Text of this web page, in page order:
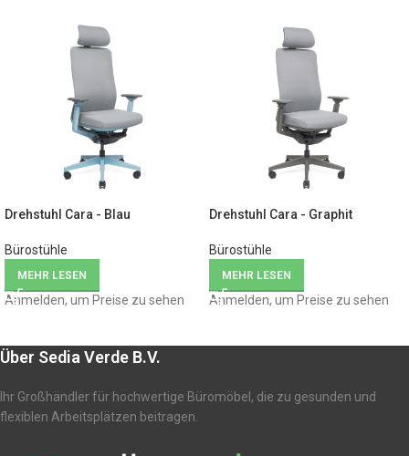
Drehstuhl Cara - Blau
Bürostühle
MEHR LESEN
Anmelden, um Preise zu sehen
Drehstuhl Cara - Graphit
Bürostühle
MEHR LESEN
Anmelden, um Preise zu sehen
Über Sedia Verde B.V.
Ihr Großhändler für hochwertige Büromöbel, die zu gesunden und
flexiblen Arbeitsplätzen beitragen.